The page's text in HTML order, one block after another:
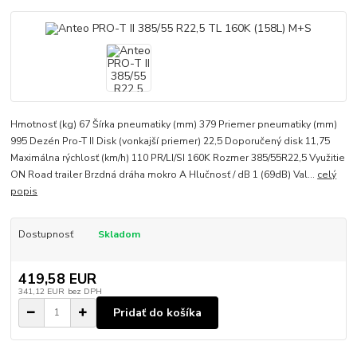
Hmotnosť (kg) 67 Šírka pneumatiky (mm) 379 Priemer pneumatiky (mm)
995 Dezén Pro-T II Disk (vonkajší priemer) 22,5 Doporučený disk 11,75
Maximálna rýchlosť (km/h) 110 PR/LI/SI 160K Rozmer 385/55R22,5 Využitie
ON Road trailer Brzdná dráha mokro A Hlučnosť / dB 1 (69dB) Val... celý
popis
Dostupnosť Skladom
419,58 EUR
341,12 EUR bez DPH
Pridať do košíka